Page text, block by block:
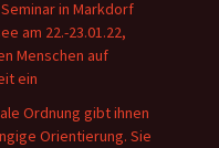
Seminar in Markdorf
am 22.-23.01.22,
Menschen auf
ein
Ordnung gibt ihnen
Orientierung. Sie